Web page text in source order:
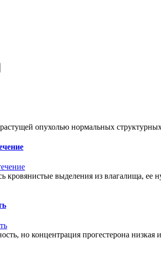
опухолью нормальных
кровянистые выделения из влагалища, ее
но концентрация прогестерона